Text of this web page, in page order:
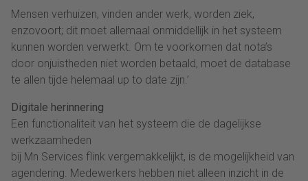
Mensen verhuizen, vinden ander werk, worden ziek,
enzovoort; dit moet allemaal onmiddellijk in het systeem
kunnen worden verwerkt. Om te voorkomen dat nota’s
door onjuistheden niet worden betaald, moet de database
te allen tijde helemaal up to date zijn.’
Digitale herinnering
Een functionaliteit van het systeem die de dagelijkse
werkzaamheden
bij Mn Services flink vergemakkelijkt, is de mogelijkheid van
agendering. Medewerkers hebben niet alleen inzicht in de